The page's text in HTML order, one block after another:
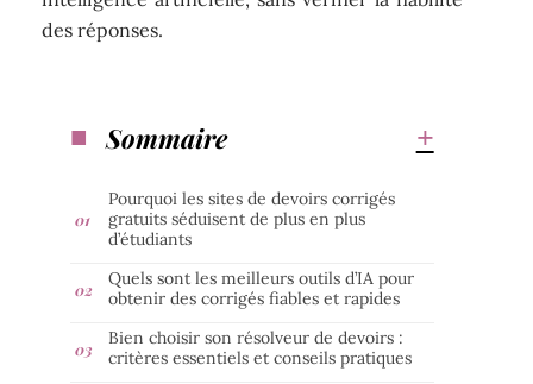
des réponses.
Sommaire
Pourquoi les sites de devoirs corrigés
gratuits séduisent de plus en plus
d’étudiants
Quels sont les meilleurs outils d’IA pour
obtenir des corrigés fiables et rapides
Bien choisir son résolveur de devoirs :
critères essentiels et conseils pratiques